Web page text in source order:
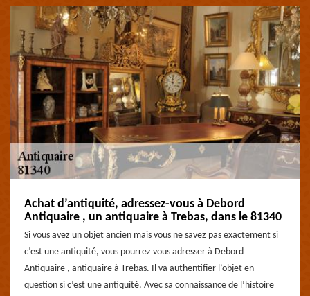
Achat d’antiquité, adressez-vous à Debord
Antiquaire , un antiquaire à Trebas, dans le 81340
Si vous avez un objet ancien mais vous ne savez pas exactement si
c’est une antiquité, vous pourrez vous adresser à Debord
Antiquaire , antiquaire à Trebas. Il va authentifier l’objet en
question si c’est une antiquité. Avec sa connaissance de l’histoire